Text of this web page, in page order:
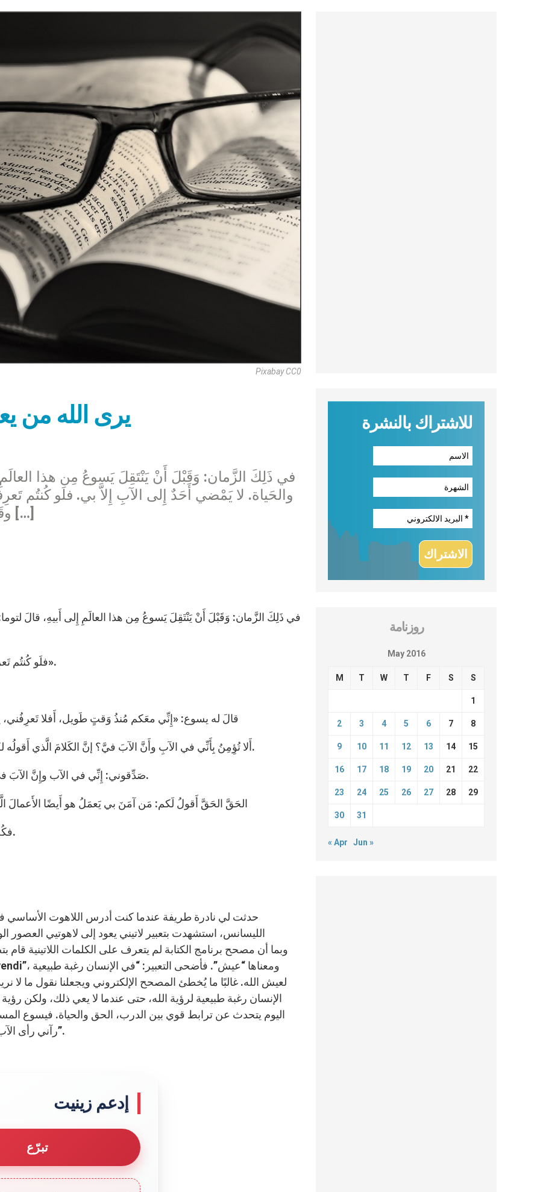
Pixabay CC0
يرى الله من
في ذَلِكَ الزَّمان: وَقَبْلَ أَنْ يَنْتَقِلَ يَسوعُ مِن هذا العالَمِ
والحَياة. لا يَمْضي أَحَدٌ إِلى الآبِ إِلاَّ بي. فلَو كُنتُم
وقَد رأَيتُموه». قالَ له فيلِبُّس: «يا ربّ، أَرِنا […]
في ذَلِكَ الزَّمان: وَقَبْلَ أَنْ يَنْتَقِلَ يَسوعُ مِن هذا العالَمِ إِلى أَبيهِ، قالَ
فلَو كُنتُم تَعرِفوني لَعَرفتُم أَبي أَيضًا. مُنذُ الآنَ تَعرِفونَه وقَد رأَيتُموه».
قالَ له يسوع: «إِنِّي معَكم مُنذُ وَقتٍ طَويل، أَفلا
أَلا تُؤِمِنُ بِأَنِّي في الآبِ وأَنَّ الآبَ فيَّ؟ إنَّ الكَلامَ الَّذي أَقولُه لكم لا أَقولُه مِن عِندي بلِ الآبُ المُقيمُ فِيَّ يَعمَلُ أَعمالَه.
صَدِّقوني: إِنِّي في الآب وإِنَّ الآبَ فيَّ وإِذا كُنتُم لا تُصَدِّقوني فصَدِّقوا مِن أَجْلِ تِلكَ الأَعمال.
الحَقَّ الحَقَّ أَقولُ لَكم: مَن آمَنَ بي يَعمَلُ هو أَيضًا الأَعمالَ
فكُلَّ شيءٍ سأَلتُم بِاسْمي أَعمَلُه لِكَي يُمَجَّدَ الآبُ في الِابْن.
حدثت لي نادرة طريفة عندما كنت أدرس اللاهوت الأساسي في
الليسانس، استشهدت بتعبير لاتيني يعود إلى لاهوتيي
لعيش الله. غالبًا ما يُخطئ المصحح الإلكتروني ويجعلنا نقول ما لا
الإنسان رغبة طبيعية لرؤية الله، حتى عندما لا يعي ذلك، ولكن
اليوم يتحدث عن ترابط قوي بين الدرب، الحق والحياة. فيسوع
رآني رأى الآب” وكأني به يقول أيضًا: “من عاش فيّ، عاش في الآب”.
إدعم زينيت
تبرّع
للاشتراك بالنشرة
روزنامة
May 2016
M T W T F S S
1
2 3 4 5 6 7 8
9 10 11 12 13 14 15
16 17 18 19 20 21 22
23 24 25 26 27 28 29
30 31
« Apr Jun »